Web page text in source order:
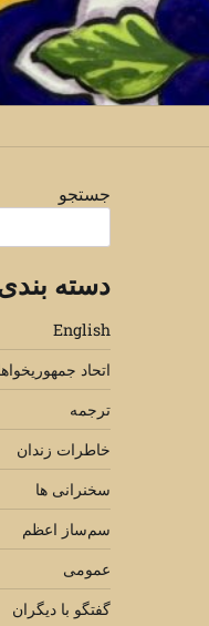
جستجو
دسته
English
اتحاد
ترجمه
خاطرات زندان
سخنرانی ها
سم‌ساز اعظم
عمومی
گفتگو با دیگران